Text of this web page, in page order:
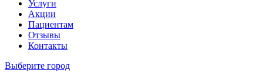
Услуги
Акции
Пациентам
Отзывы
Контакты
Выберите город